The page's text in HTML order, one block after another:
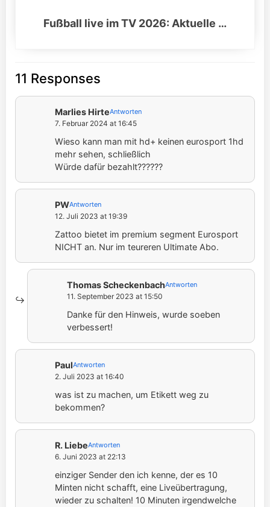
Fußball live im TV 2026: Aktuelle …
11 Responses
Marlies HirteAntworten
7. Februar 2024 at 16:45
Wieso kann man mit hd+ keinen eurosport 1hd
mehr sehen, schließlich
Würde dafür bezahlt??????
PWAntworten
12. Juli 2023 at 19:39
Zattoo bietet im premium segment Eurosport
NICHT an. Nur im teureren Ultimate Abo.
Thomas ScheckenbachAntworten
11. September 2023 at 15:50
Danke für den Hinweis, wurde soeben
verbessert!
PaulAntworten
2. Juli 2023 at 16:40
was ist zu machen, um Etikett weg zu
bekommen?
R. LiebeAntworten
6. Juni 2023 at 22:13
einziger Sender den ich kenne, der es 10
Minten nicht schafft, eine Liveübertragung,
wieder zu schalten! 10 Minuten irgendwelche